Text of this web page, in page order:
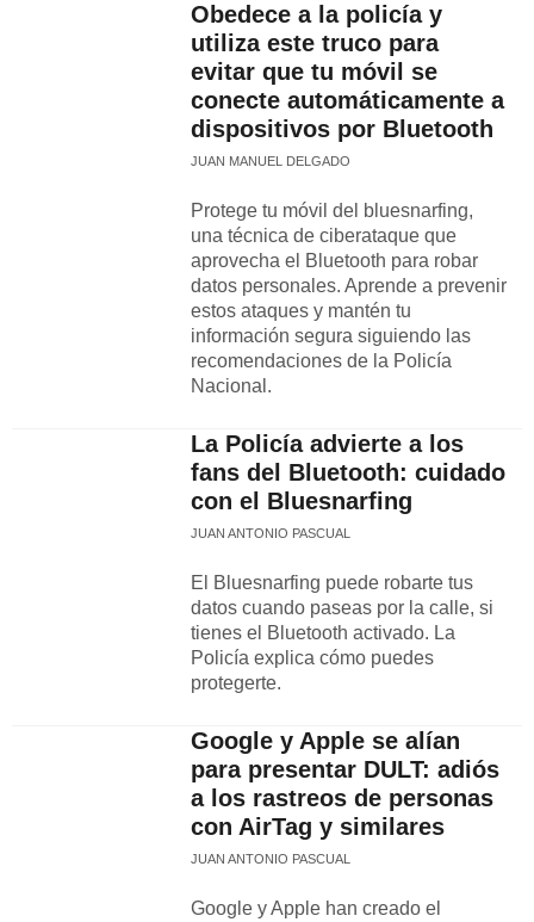
Obedece a la policía y
utiliza este truco para
evitar que tu móvil se
conecte automáticamente a
dispositivos por Bluetooth
JUAN MANUEL DELGADO
Protege tu móvil del bluesnarfing,
una técnica de ciberataque que
aprovecha el Bluetooth para robar
datos personales. Aprende a prevenir
estos ataques y mantén tu
información segura siguiendo las
recomendaciones de la Policía
Nacional.
La Policía advierte a los
fans del Bluetooth: cuidado
con el Bluesnarfing
JUAN ANTONIO PASCUAL
El Bluesnarfing puede robarte tus
datos cuando paseas por la calle, si
tienes el Bluetooth activado. La
Policía explica cómo puedes
protegerte.
Google y Apple se alían
para presentar DULT: adiós
a los rastreos de personas
con AirTag y similares
JUAN ANTONIO PASCUAL
Google y Apple han creado el